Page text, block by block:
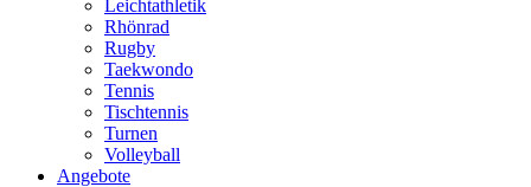
Leichtathletik
Rhönrad
Rugby
Taekwondo
Tennis
Tischtennis
Turnen
Volleyball
Angebote